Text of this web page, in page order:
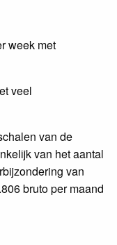
week met
veel
van de
van het aantal
van
bruto per maand